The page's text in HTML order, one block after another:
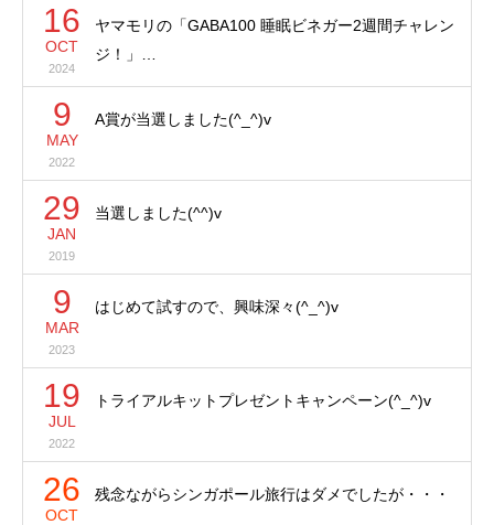
16
OCT
2024
ヤマモリの「GABA100 睡眠ビネガー2週間チャレン
ジ！」…
9
MAY
2022
A賞が当選しました(^_^)v
29
JAN
2019
当選しました(^^)v
9
MAR
2023
はじめて試すので、興味深々(^_^)v
19
JUL
2022
トライアルキットプレゼントキャンペーン(^_^)v
26
OCT
残念ながらシンガポール旅行はダメでしたが・・・